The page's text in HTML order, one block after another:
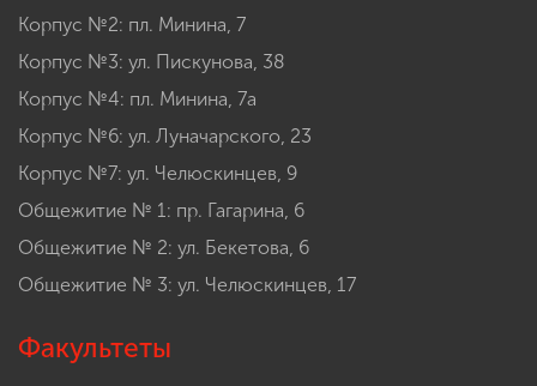
Корпус №2: пл. Минина, 7
Корпус №3: ул. Пискунова, 38
Корпус №4: пл. Минина, 7а
Корпус №6: ул. Луначарского, 23
Корпус №7: ул. Челюскинцев, 9
Общежитие № 1: пр. Гагарина, 6
Общежитие № 2: ул. Бекетова, 6
Общежитие № 3: ул. Челюскинцев, 17
Факультеты